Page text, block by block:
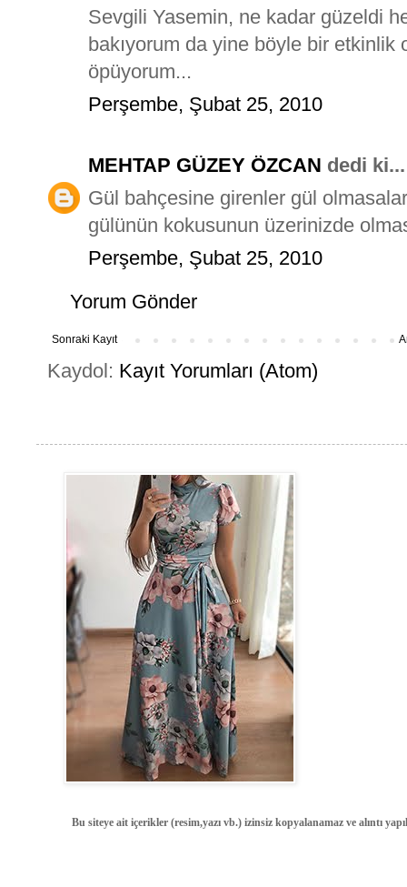
Sevgili Yasemin, ne kadar güzeldi
bakıyorum da yine böyle bir
öpüyorum...
Perşembe, Şubat 25, 2010
MEHTAP GÜZEY ÖZCAN dedi ki...
Gül bahçesine girenler gül
gülünün kokusunun üzerinizde
Perşembe, Şubat 25, 2010
Yorum Gönder
Sonraki Kayıt
Kaydol: Kayıt Yorumları (Atom)
Bu siteye ait içerikler (resim,yazı vb.) izinsiz kopyalanamaz ve alıntı